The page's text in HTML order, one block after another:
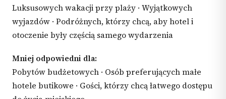
Luksusowych wakacji przy plaży · Wyjątkowych
wyjazdów · Podróżnych, którzy chcą, aby hotel i
otoczenie były częścią samego wydarzenia
Mniej odpowiedni dla:
Pobytów budżetowych · Osób preferujących małe
hotele butikowe · Gości, którzy chcą łatwego dostępu